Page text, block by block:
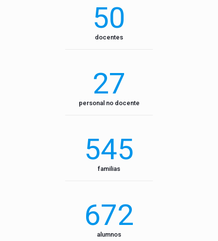
50
docentes
27
personal no docente
545
familias
672
alumnos